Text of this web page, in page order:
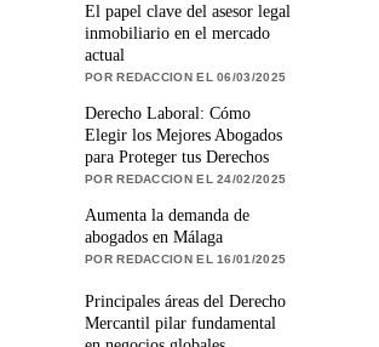
El papel clave del asesor legal
inmobiliario en el mercado
actual
POR REDACCION EL 06/03/2025
Derecho Laboral: Cómo
Elegir los Mejores Abogados
para Proteger tus Derechos
POR REDACCION EL 24/02/2025
Aumenta la demanda de
abogados en Málaga
POR REDACCION EL 16/01/2025
Principales áreas del Derecho
Mercantil pilar fundamental